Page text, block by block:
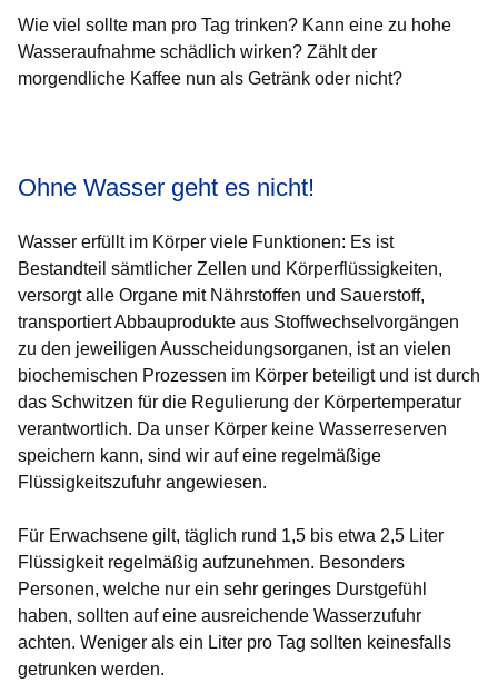
Wie viel sollte man pro Tag trinken? Kann eine zu hohe
Wasseraufnahme schädlich wirken? Zählt der
morgendliche Kaffee nun als Getränk oder nicht?
Ohne Wasser geht es nicht!
Wasser erfüllt im Körper viele Funktionen: Es ist
Bestandteil sämtlicher Zellen und Körperflüssigkeiten,
versorgt alle Organe mit Nährstoffen und Sauerstoff,
transportiert Abbauprodukte aus Stoffwechselvorgängen
zu den jeweiligen Ausscheidungsorganen, ist an vielen
biochemischen Prozessen im Körper beteiligt und ist durch
das Schwitzen für die Regulierung der Körpertemperatur
verantwortlich. Da unser Körper keine Wasserreserven
speichern kann, sind wir auf eine regelmäßige
Flüssigkeitszufuhr angewiesen.
Für Erwachsene gilt, täglich rund 1,5 bis etwa 2,5 Liter
Flüssigkeit regelmäßig aufzunehmen. Besonders
Personen, welche nur ein sehr geringes Durstgefühl
haben, sollten auf eine ausreichende Wasserzufuhr
achten. Weniger als ein Liter pro Tag sollten keinesfalls
getrunken werden.